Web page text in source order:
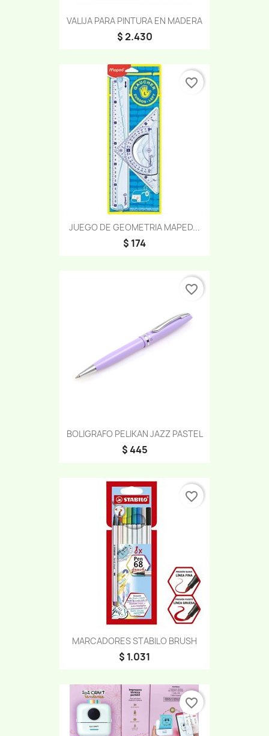
VALIJA PARA PINTURA EN MADERA
$ 2.430
JUEGO DE GEOMETRIA MAPED...
$ 174
favorite_border
BOLIGRAFO PELIKAN JAZZ PASTEL
$ 445
favorite_border
MARCADORES STABILO BRUSH
$ 1.031
favorite_border
favorite_border